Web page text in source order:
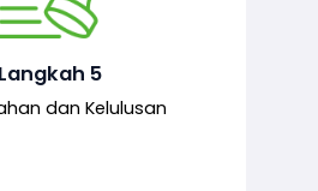
Langkah 5
dan Kelulusan
pengesahan serta
sekiranya semuanya
syarat ditetapkan.